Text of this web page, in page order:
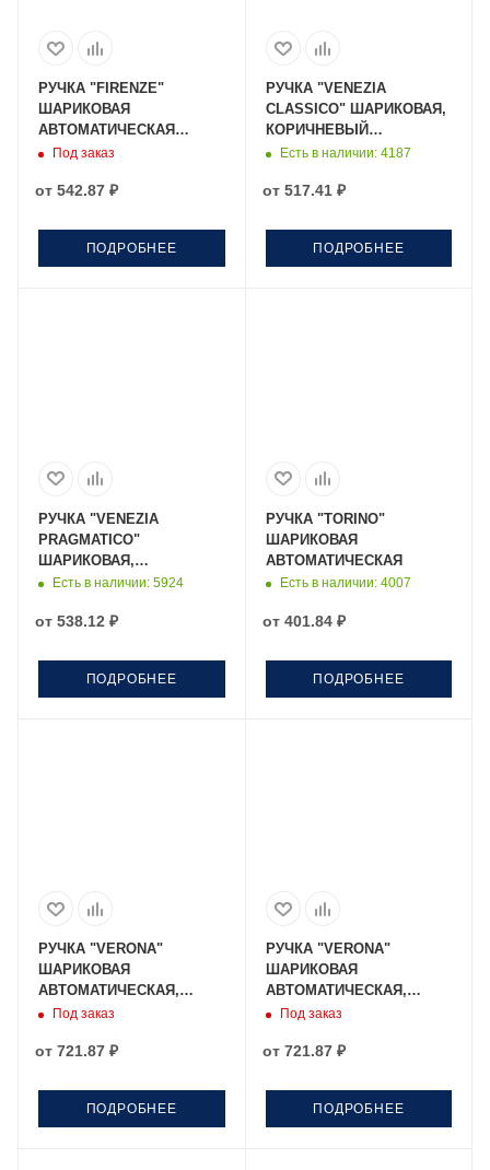
РУЧКА "FIRENZE"
ШАРИКОВАЯ
АВТОМАТИЧЕСКАЯ
красный
Под заказ
от 542.87 ₽
ПОДРОБНЕЕ
РУЧКА "VENEZIA
CLASSICO" ШАРИКОВАЯ,
КОРИЧНЕВЫЙ
МЕТАЛЛИЧЕСКИЙ
Есть в наличии: 4187
от 517.41 ₽
ПОДРОБНЕЕ
РУЧКА "VENEZIA
PRAGMATICO"
ШАРИКОВАЯ,
КОРИЧНЕВЫЙ
КОРПУС 1,0 ММ, СИНЯЯ
Есть в наличии: 5924
от 538.12 ₽
ПОДРОБНЕЕ
РУЧКА "TORINO"
ШАРИКОВАЯ
АВТОМАТИЧЕСКАЯ
Есть в наличии: 4007
от 401.84 ₽
ПОДРОБНЕЕ
РУЧКА "VERONA"
ШАРИКОВАЯ
АВТОМАТИЧЕСКАЯ,
МЕТАЛЛИЧЕСКИЙ
ВОРОНЕНАЯ СТАЛЬ, 1.0
Под заказ
от 721.87 ₽
ПОДРОБНЕЕ
РУЧКА "VERONA"
ШАРИКОВАЯ
АВТОМАТИЧЕСКАЯ,
МЕТАЛЛИЧЕСКИЙ
ММ, СИНЯЯ
Под заказ
от 721.87 ₽
ПОДРОБНЕЕ